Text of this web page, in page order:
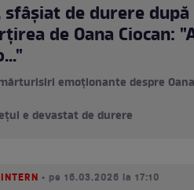
sfâșiat de durere după
de Oana Ciocan:
emoționante despre Oana
e devastat de durere
• pe 16.03.2026 la 17:10